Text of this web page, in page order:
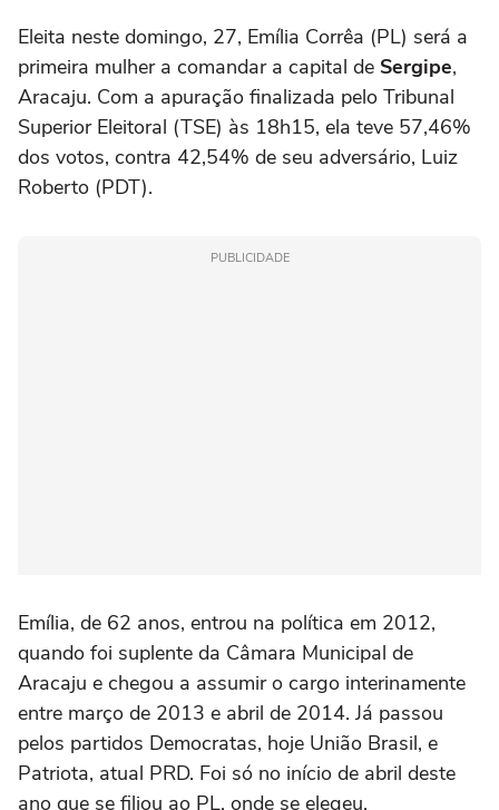
Eleita neste domingo, 27, Emília Corrêa (PL) será a
primeira mulher a comandar a capital de Sergipe,
Aracaju. Com a apuração finalizada pelo Tribunal
Superior Eleitoral (TSE) às 18h15, ela teve 57,46%
dos votos, contra 42,54% de seu adversário, Luiz
Roberto (PDT).
PUBLICIDADE
Emília, de 62 anos, entrou na política em 2012,
quando foi suplente da Câmara Municipal de
Aracaju e chegou a assumir o cargo interinamente
entre março de 2013 e abril de 2014. Já passou
pelos partidos Democratas, hoje União Brasil, e
Patriota, atual PRD. Foi só no início de abril deste
ano que se filiou ao PL, onde se elegeu.